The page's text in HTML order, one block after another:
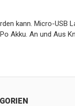
kann. Micro-USB
Akku. An und Aus